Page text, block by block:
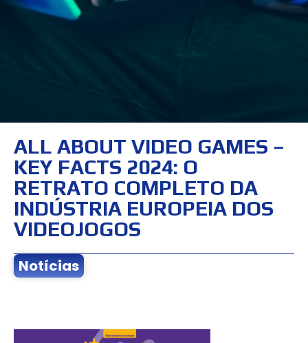
ALL ABOUT VIDEO GAMES –
KEY FACTS 2024: O
RETRATO COMPLETO DA
INDÚSTRIA EUROPEIA DOS
VIDEOJOGOS
Notícias